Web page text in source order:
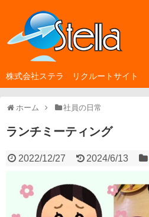
株式会社ステラ リクルートサイト
ホーム 社員の日常
ランチミーティング
2022/12/27 2024/6/13